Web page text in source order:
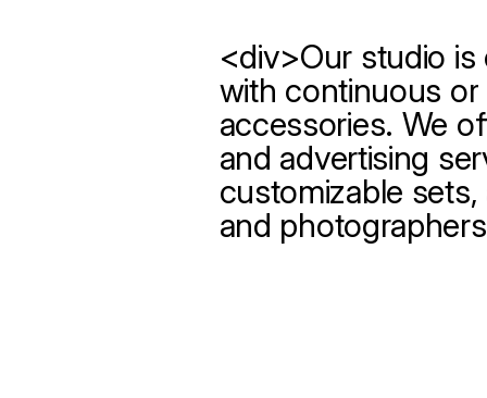
<div>Our studio is
with continuous or
accessories. We
and advertising
customizable sets,
and